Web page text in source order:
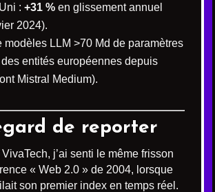
: +31 % en glissement annuel
2024).
modèles LLM >70 Md de paramètres
des entités européennes depuis
Mistral Medium).
de reporter
j’ai senti le même frisson
« Web 2.0 » de 2004, lorsque
son premier index en temps réel.